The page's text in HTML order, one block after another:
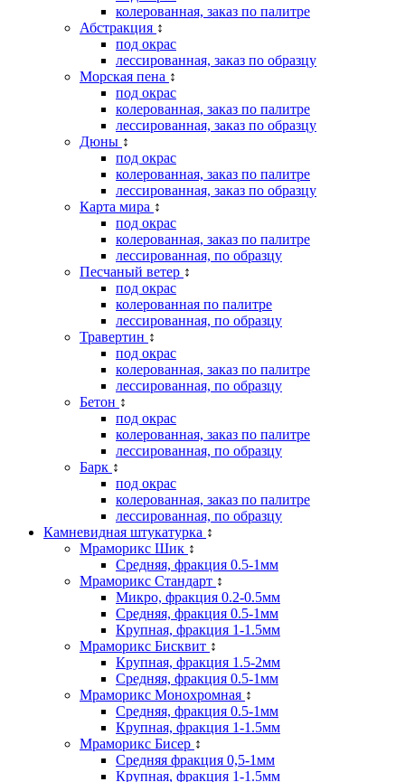
колерованная, заказ по палитре
Абстракция ↕
под окрас
лессированная, заказ по образцу
Морская пена ↕
под окрас
колерованная, заказ по палитре
лессированная, заказ по образцу
Дюны ↕
под окрас
колерованная, заказ по палитре
лессированная, заказ по образцу
Карта мира ↕
под окрас
колерованная, заказ по палитре
лессированная, по образцу
Песчаный ветер ↕
под окрас
колерованная по палитре
лессированная, по образцу
Травертин ↕
под окрас
колерованная, заказ по палитре
лессированная, по образцу
Бетон ↕
под окрас
колерованная, заказ по палитре
лессированная, по образцу
Барк ↕
под окрас
колерованная, заказ по палитре
лессированная, по образцу
Камневидная штукатурка ↕
Мраморикс Шик ↕
Средняя, фракция 0.5-1мм
Мраморикс Стандарт ↕
Микро, фракция 0.2-0.5мм
Средняя, фракция 0.5-1мм
Крупная, фракция 1-1.5мм
Мраморикс Бисквит ↕
Крупная, фракция 1.5-2мм
Средняя, фракция 0.5-1мм
Мраморикс Монохромная ↕
Средняя, фракция 0.5-1мм
Крупная, фракция 1-1.5мм
Мраморикс Бисер ↕
Средняя фракция 0,5-1мм
Крупная, фракция 1-1.5мм